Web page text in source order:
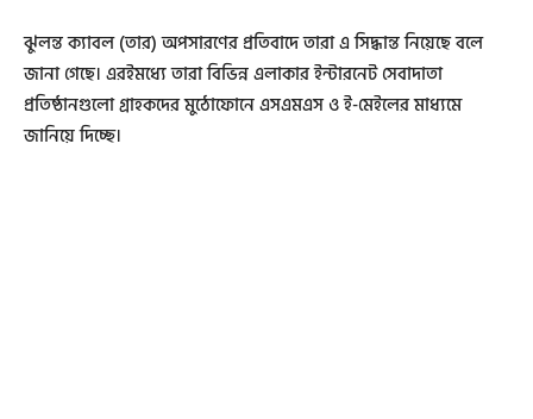
ঝুলন্ত ক্যাবল (তার) অপসারণের প্রতিবাদে তারা এ সিদ্ধান্ত নিয়েছে বলে
জানা গেছে। এরইমধ্যে তারা বিভিন্ন এলাকার ইন্টারনেট সেবাদাতা
প্রতিষ্ঠানগুলো গ্রাহকদের মুঠোফোনে এসএমএস ও ই-মেইলের মাধ্যমে
জানিয়ে দিচ্ছে।